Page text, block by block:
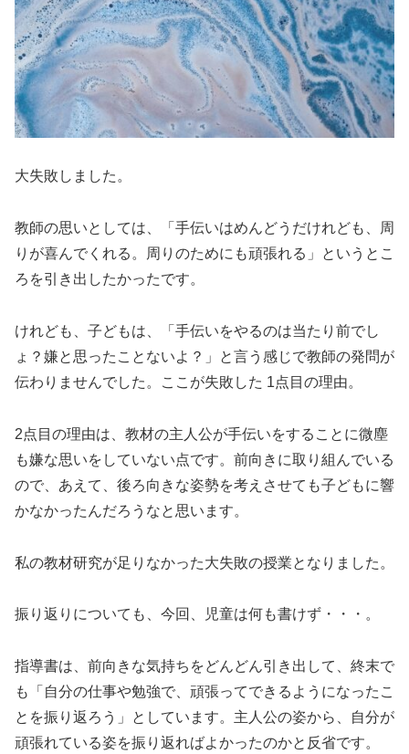
大失敗しました。
教師の思いとしては、「手伝いはめんどうだけれども、周
りが喜んでくれる。周りのためにも頑張れる」というとこ
ろを引き出したかったです。
けれども、子どもは、「手伝いをやるのは当たり前でし
ょ？嫌と思ったことないよ？」と言う感じで教師の発問が
伝わりませんでした。ここが失敗した 1点目の理由。
2点目の理由は、教材の主人公が手伝いをすることに微塵
も嫌な思いをしていない点です。前向きに取り組んでいる
ので、あえて、後ろ向きな姿勢を考えさせても子どもに響
かなかったんだろうなと思います。
私の教材研究が足りなかった大失敗の授業となりました。
振り返りについても、今回、児童は何も書けず・・・。
指導書は、前向きな気持ちをどんどん引き出して、終末で
も「自分の仕事や勉強で、頑張ってできるようになったこ
とを振り返ろう」としています。主人公の姿から、自分が
頑張れている姿を振り返ればよかったのかと反省です。